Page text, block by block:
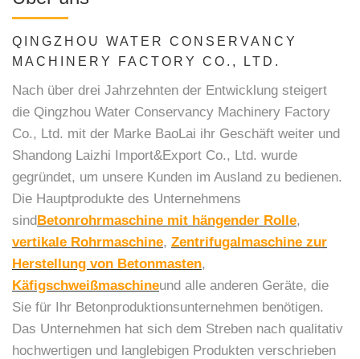
QINGZHOU WATER CONSERVANCY
MACHINERY FACTORY CO., LTD.
Nach über drei Jahrzehnten der Entwicklung steigert
die Qingzhou Water Conservancy Machinery Factory
Co., Ltd. mit der Marke BaoLai ihr Geschäft weiter und
Shandong Laizhi Import&Export Co., Ltd. wurde
gegründet, um unsere Kunden im Ausland zu bedienen.
Die Hauptprodukte des Unternehmens
sindBetonrohrmaschine mit hängender Rolle,
vertikale Rohrmaschine, Zentrifugalmaschine zur
Herstellung von Betonmasten,
Käfigschweißmaschineund alle anderen Geräte, die
Sie für Ihr Betonproduktionsunternehmen benötigen.
Das Unternehmen hat sich dem Streben nach qualitativ
hochwertigen und langlebigen Produkten verschrieben